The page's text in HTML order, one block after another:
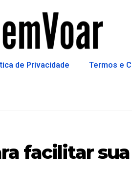
de Privacidade Termos e
facilitar sua